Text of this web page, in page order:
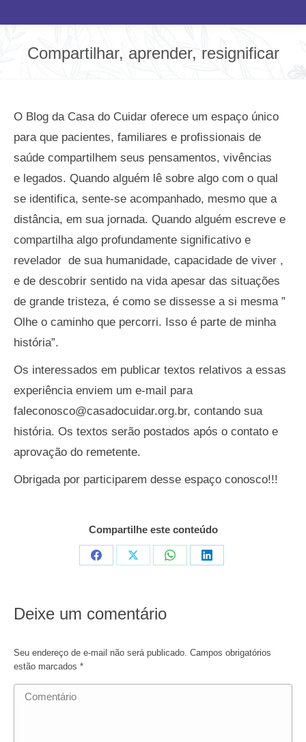
Compartilhar, aprender, resignificar
O Blog da Casa do Cuidar oferece um espaço único
para que pacientes, familiares e profissionais de
saúde compartilhem seus pensamentos, vivências
e legados. Quando alguém lê sobre algo com o qual
se identifica, sente-se acompanhado, mesmo que a
distância, em sua jornada. Quando alguém escreve e
compartilha algo profundamente significativo e
revelador de sua humanidade, capacidade de viver ,
e de descobrir sentido na vida apesar das situações
de grande tristeza, é como se dissesse a si mesma ”
Olhe o caminho que percorri. Isso é parte de minha
história”.
Os interessados em publicar textos relativos a essas
experiência enviem um e-mail para
faleconosco@casadocuidar.org.br, contando sua
história. Os textos serão postados após o contato e
aprovação do remetente.
Obrigada por participarem desse espaço conosco!!!
Compartilhe este conteúdo
CompartilharCompartilharCompartilharCompartilhar
Deixe um comentário
Seu endereço de e-mail não será publicado. Campos obrigatórios
estão marcados *
Comentário